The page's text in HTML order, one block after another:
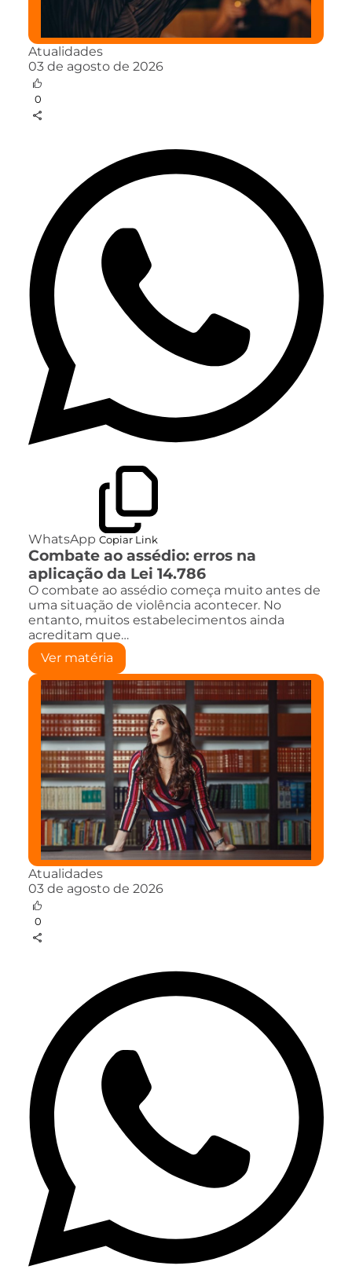
Atualidades
03 de agosto de 2026
0
WhatsApp Copiar Link
Combate ao assédio: erros na
aplicação da Lei 14.786
O combate ao assédio começa muito antes de
uma situação de violência acontecer. No
entanto, muitos estabelecimentos ainda
acreditam que…
Ver matéria
Atualidades
03 de agosto de 2026
0